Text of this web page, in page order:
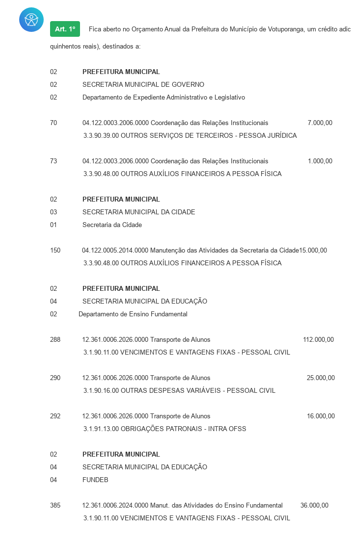
Art. 1º Fica aberto no Orçamento Anual da Prefeitura do Município de Votuporanga, um crédito
quinhentos reais), destinados a:
02
PREFEITURA MUNICIPAL
02 SECRETARIA MUNICIPAL DE GOVERNO
02 Departamento de Expediente Administrativo e Legislativo
70 04.122.0003.2006.0000 Coordenação das Relações Institucionais 7.000,00
3.3.90.39.00 OUTROS SERVIÇOS DE TERCEIROS - PESSOA JURÍDICA
73 04.122.0003.2006.0000 Coordenação das Relações Institucionais 1.000,00
3.3.90.48.00 OUTROS AUXÍLIOS FINANCEIROS A PESSOA FÍSICA
02
PREFEITURA MUNICIPAL
03 SECRETARIA MUNICIPAL DA CIDADE
01 Secretaria da Cidade
150 04.122.0005.2014.0000 Manutenção das Atividades da Secretaria da Cidade15.000,00
3.3.90.48.00 OUTROS AUXÍLIOS FINANCEIROS A PESSOA FÍSICA
02
PREFEITURA MUNICIPAL
04 SECRETARIA MUNICIPAL DA EDUCAÇÃO
02 Departamento de Ensino Fundamental
288 12.361.0006.2026.0000 Transporte de Alunos 112.000,00
3.1.90.11.00 VENCIMENTOS E VANTAGENS FIXAS - PESSOAL CIVIL
290 12.361.0006.2026.0000 Transporte de Alunos 25.000,00
3.1.90.16.00 OUTRAS DESPESAS VARIÁVEIS - PESSOAL CIVIL
292 12.361.0006.2026.0000 Transporte de Alunos 16.000,00
3.1.91.13.00 OBRIGAÇÕES PATRONAIS - INTRA OFSS
02
PREFEITURA MUNICIPAL
04 SECRETARIA MUNICIPAL DA EDUCAÇÃO
04 FUNDEB
385 12.361.0006.2024.0000 Manut. das Atividades do Ensino Fundamental 36.000,00
3.1.90.11.00 VENCIMENTOS E VANTAGENS FIXAS - PESSOAL CIVIL